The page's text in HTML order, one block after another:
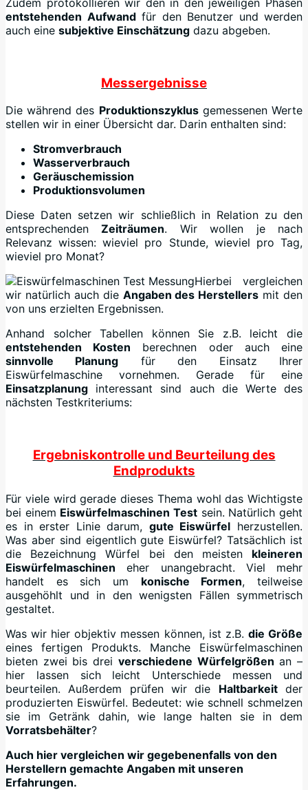
Zudem protokollieren wir den in den jeweiligen Phasen
entstehenden Aufwandfür den Benutzer und werden
auch eine subjektive Einschätzung dazu abgeben.
Messergebnisse
Die während des Produktionszyklusgemessenen Werte
stellen wir in einer Übersicht dar. Darin enthalten sind:
Stromverbrauch
Wasserverbrauch
Geräuschemission
Produktionsvolumen
Diese Daten setzen wir schließlich in Relation zu den
entsprechendenZeiträumen. Wir wollen je nach
Relevanz wissen: wieviel pro Stunde, wieviel pro Tag,
wieviel pro Monat?
Hierbei vergleichen
wir natürlich auch die Angaben des Herstellers mit den
von uns erzielten Ergebnissen.
Anhand solcher Tabellen können Sie z.B. leicht die
entstehenden Kosten berechnen oder auch eine
sinnvolle Planung für den Einsatz Ihrer
Eiswürfelmaschine vornehmen. Gerade für eine
Einsatzplanung interessant sind auch die Werte des
nächsten Testkriteriums:
Ergebniskontrolle und Beurteilung des
Endprodukts
Für viele wird gerade dieses Thema wohl das Wichtigste
bei einem Eiswürfelmaschinen Test sein. Natürlich geht
es in erster Linie darum, gute Eiswürfel herzustellen.
Was aber sind eigentlich gute Eiswürfel? Tatsächlich ist
die Bezeichnung Würfel bei den meisten kleineren
Eiswürfelmaschinen eher unangebracht. Viel mehr
handelt es sich um konische Formen, teilweise
ausgehöhlt und in den wenigsten Fällen symmetrisch
gestaltet.
Was wir hier objektiv messen können, ist z.B. die Größe
eines fertigen Produkts. Manche Eiswürfelmaschinen
bieten zwei bis drei verschiedene Würfelgrößen an –
hier lassen sich leicht Unterschiede messen und
beurteilen. Außerdem prüfen wir die Haltbarkeitder
produzierten Eiswürfel. Bedeutet: wie schnell schmelzen
sie im Getränk dahin, wie lange halten sie in dem
Vorratsbehälter?
Auch hier vergleichen wir gegebenenfalls von den
Herstellern gemachte Angaben mit unseren
Erfahrungen.